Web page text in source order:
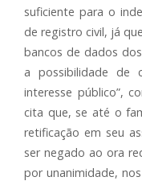
suficiente para o
de registro civil, já
bancos de dados
a possibilidade de
interesse público”,
cita que, se até o
retificação em seu
ser negado ao ora
por unanimidade,